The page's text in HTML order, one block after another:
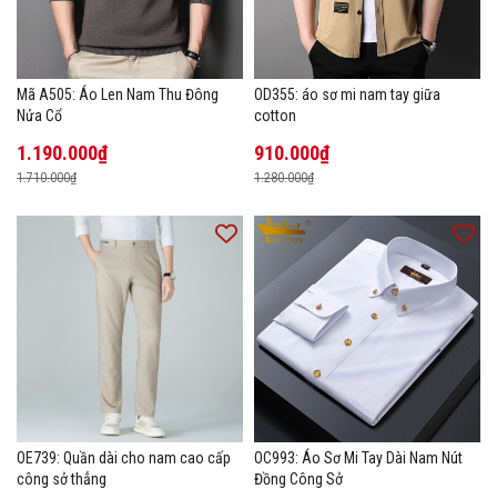
Mã A505: Áo Len Nam Thu Đông
Nửa Cổ
1.190.000₫
1.710.000₫
OD355: áo sơ mi nam tay giữa
cotton
910.000₫
1.280.000₫
OE739: Quần dài cho nam cao cấp
công sở thẳng
OC993: Áo Sơ Mi Tay Dài Nam Nút
Đồng Công Sở